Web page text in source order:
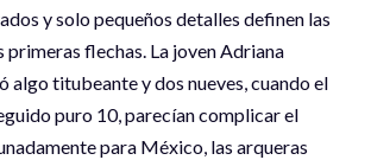
y solo pequeños detalles definen las
primeras flechas. La joven Adriana
algo titubeante y dos nueves, cuando el
puro 10, parecían complicar el
para México, las arqueras